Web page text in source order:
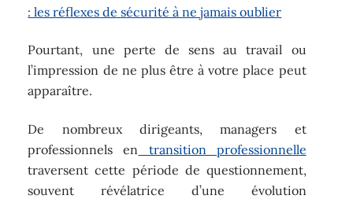
: les réflexes de sécurité à ne jamais oublier
Pourtant, une perte de sens au travail ou
l’impression de ne plus être à votre place peut
apparaître.
De nombreux dirigeants, managers et
professionnels en transition professionnelle
traversent cette période de questionnement,
souvent révélatrice d’une évolution